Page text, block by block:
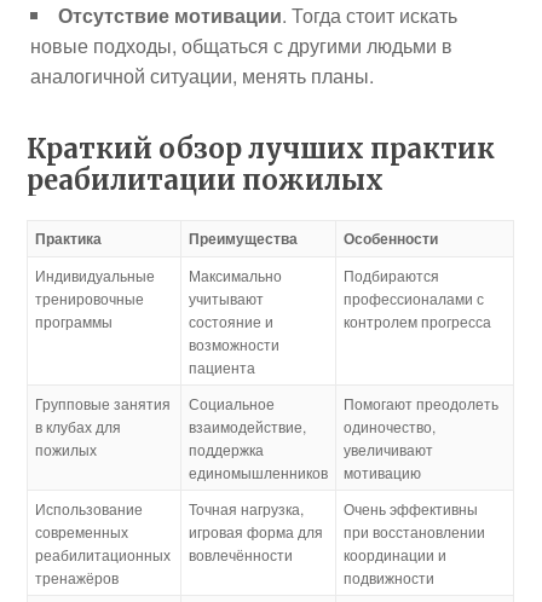
Отсутствие мотивации. Тогда стоит искать
новые подходы, общаться с другими людьми в
аналогичной ситуации, менять планы.
Краткий обзор лучших практик
реабилитации пожилых
Практика Преимущества Особенности
Индивидуальные
тренировочные
программы
Максимально
учитывают
состояние и
возможности
пациента
Подбираются
профессионалами с
контролем прогресса
Групповые занятия
в клубах для
пожилых
Социальное
взаимодействие,
поддержка
единомышленников
Помогают преодолеть
одиночество,
увеличивают
мотивацию
Использование
современных
реабилитационных
тренажёров
Точная нагрузка,
игровая форма для
вовлечённости
Очень эффективны
при восстановлении
координации и
подвижности